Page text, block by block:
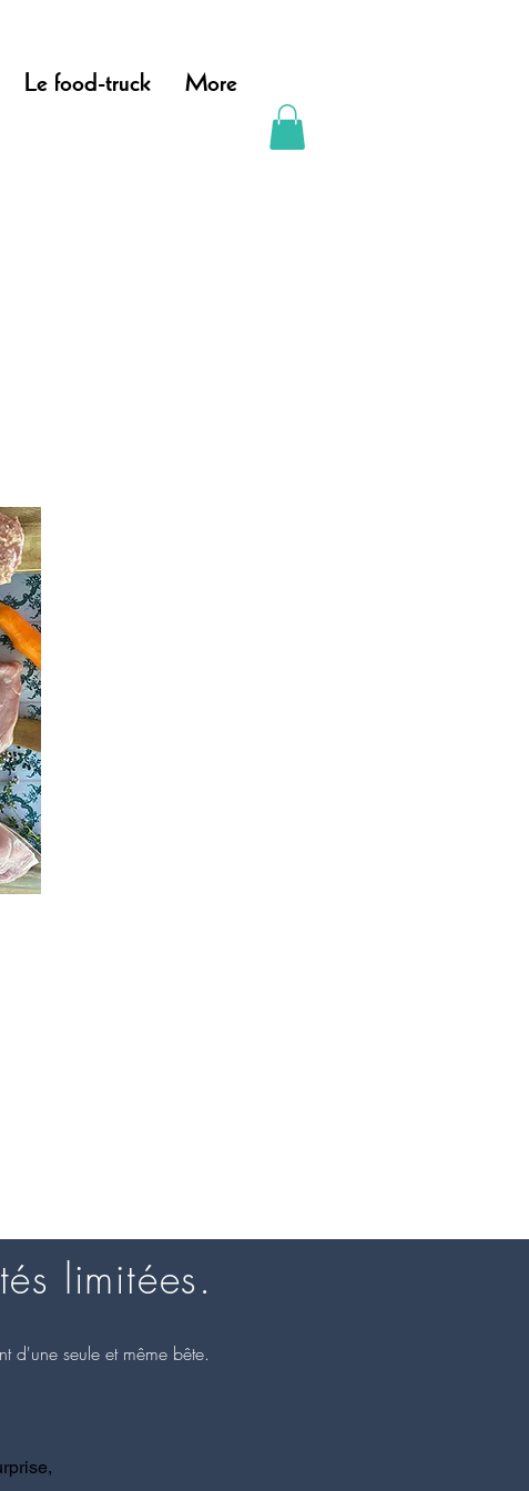
Le food-truck More
limitées.
d'une seule et même bête.